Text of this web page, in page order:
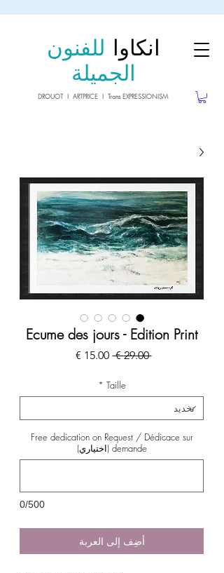
انكاوا للفنون
الجميلة
DROUOT I ARTPRICE I Trans EXPRESSIONISM
Ecume des jours - Edition Print
‏29.00 €
سعر
‏15.00 €
سعر
Taille
*
Free dedication on Request / Dédicace sur
demande (اختياري)
0/500
أضِف إلى العربة